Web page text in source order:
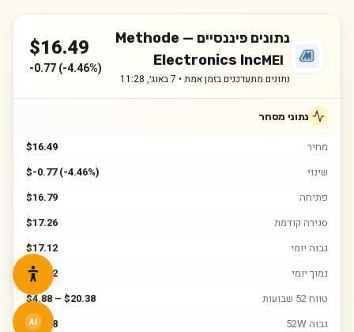
נתונים פיננסיים — Methode
Electronics IncMEI
נתונים מתעדכנים בזמן אמת • 7 באוג׳, 11:28
$16.49
-0.77(-4.46%)
נתוני מסחר
מחיר
$16.49
שינוי
$-0.77 (-4.46%)
פתיחה
$16.79
סגירה קודמת
$17.26
גבוה יומי
$17.12
נמוך יומי
$16.32
טווח 52 שבועות
$4.88 – $20.38
גבוה 52W
$20.38
AI